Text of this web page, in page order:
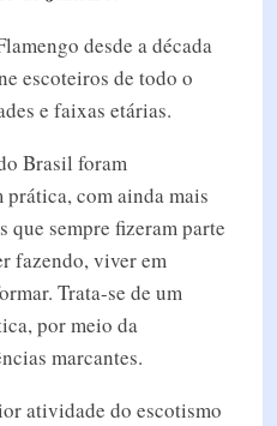
desde a década
escoteiros de todo o
e faixas etárias.
Brasil foram
com ainda mais
sempre fizeram parte
fazendo, viver em
Trata-se de um
por meio da
marcantes.
atividade do escotismo